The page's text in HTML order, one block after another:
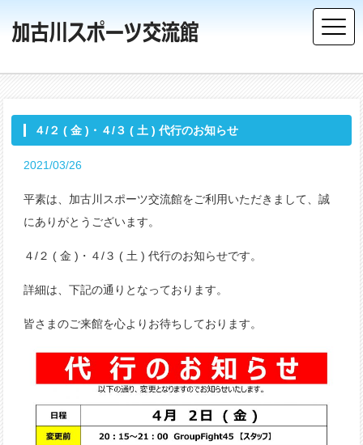
４/２ ( 金 )・４/３ ( 土 ) 代行のお知らせ
2021/03/26
平素は、加古川スポーツ交流館をご利用いただきまして、誠
にありがとうございます。
４/２ ( 金 )・４/３ ( 土 ) 代行のお知らせです。
詳細は、下記の通りとなっております。
皆さまのご来館を心よりお待ちしております。